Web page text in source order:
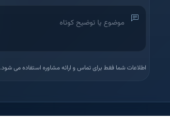
اطلاعات شما فقط برای تماس و ارائه مشاوره استفاده می شود.